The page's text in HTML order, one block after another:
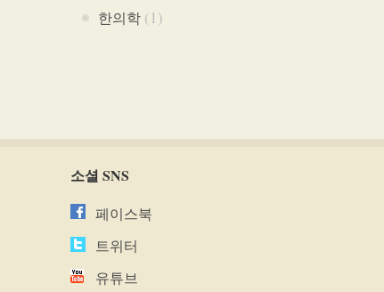
한의학 (1)
소셜 SNS
페이스북
트위터
유튜브